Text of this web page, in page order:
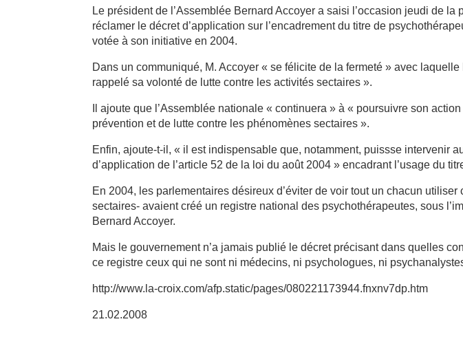
Le président de l’Assemblée Bernard Accoyer a saisi l’occasion jeudi de la
réclamer le décret d’application sur l’encadrement du titre de
votée à son initiative en 2004.
Dans un communiqué, M. Accoyer « se félicite de la fermeté » avec
rappelé sa volonté de lutte contre les activités sectaires ».
Il ajoute que l’Assemblée nationale « continuera » à « poursuivre son
prévention et de lutte contre les phénomènes sectaires ».
Enfin, ajoute-t-il, « il est indispensable que, notamment, puissse intervenir
d’application de l’article 52 de la loi du août 2004 » encadrant l’usage du
En 2004, les parlementaires désireux d’éviter de voir tout un chacun
sectaires- avaient créé un registre national des psychothérapeutes, sous
Bernard Accoyer.
Mais le gouvernement n’a jamais publié le décret précisant dans quelles
ce registre ceux qui ne sont ni médecins, ni psychologues, ni
http://www.la-croix.com/afp.static/pages/080221173944.fnxnv7dp.htm
21.02.2008